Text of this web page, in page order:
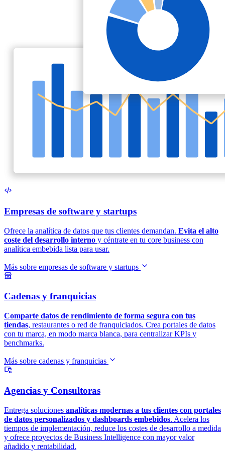
Empresas de software y startups
Ofrece la analítica de datos que tus clientes demandan. Evita el alto
coste del desarrollo interno y céntrate en tu core business con
analítica embebida lista para usar.
Más sobre empresas de software y startups
Cadenas y franquicias
Comparte datos de rendimiento de forma segura con tus
tiendas, restaurantes o red de franquiciados. Crea portales de datos
con tu marca, en modo marca blanca, para centralizar KPIs y
benchmarks.
Más sobre cadenas y franquicias
Agencias y Consultoras
Entrega soluciones analíticas modernas a tus clientes con portales
de datos personalizados y dashboards embebidos. Acelera los
tiempos de implementación, reduce los costes de desarrollo a medida
y ofrece proyectos de Business Intelligence con mayor valor
añadido y rentabilidad.